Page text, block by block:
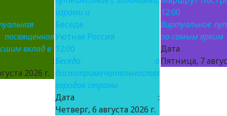
вклад в
:
2026 г.
играми и
Беседа
Уютная Россия
12:00
Беседа о
достопримечательностях
городов страны
Дата :
Четверг, 6 августа 2026 г.
12:00
Виртуальное
по самым ярким
Пятница, 7